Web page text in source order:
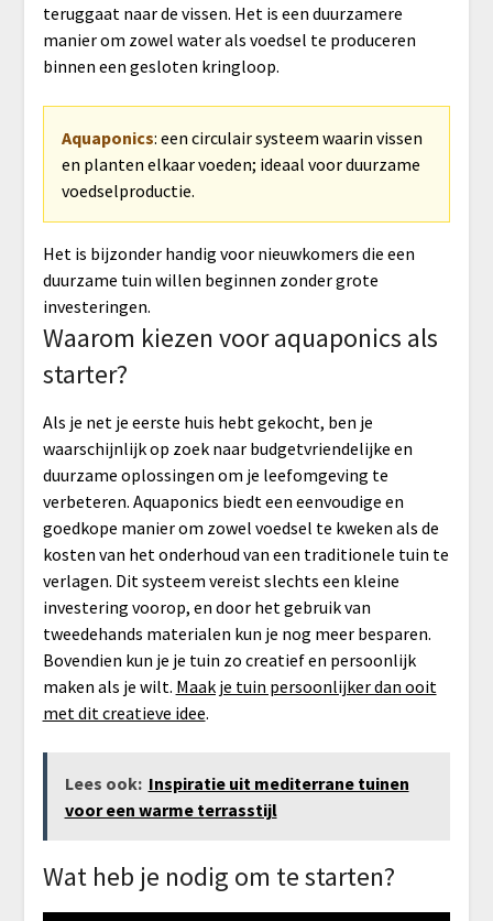
teruggaat naar de vissen. Het is een duurzamere
manier om zowel water als voedsel te produceren
binnen een gesloten kringloop.
Aquaponics: een circulair systeem waarin vissen
en planten elkaar voeden; ideaal voor duurzame
voedselproductie.
Het is bijzonder handig voor nieuwkomers die een
duurzame tuin willen beginnen zonder grote
investeringen.
Waarom kiezen voor aquaponics als
starter?
Als je net je eerste huis hebt gekocht, ben je
waarschijnlijk op zoek naar budgetvriendelijke en
duurzame oplossingen om je leefomgeving te
verbeteren. Aquaponics biedt een eenvoudige en
goedkope manier om zowel voedsel te kweken als de
kosten van het onderhoud van een traditionele tuin te
verlagen. Dit systeem vereist slechts een kleine
investering voorop, en door het gebruik van
tweedehands materialen kun je nog meer besparen.
Bovendien kun je je tuin zo creatief en persoonlijk
maken als je wilt. Maak je tuin persoonlijker dan ooit
met dit creatieve idee.
Lees ook: Inspiratie uit mediterrane tuinen
voor een warme terrasstijl
Wat heb je nodig om te starten?